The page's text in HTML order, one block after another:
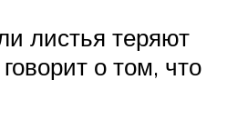
листья теряют
говорит о том, что